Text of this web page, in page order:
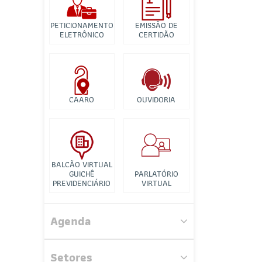
Banco de Imagens
Tutorial para
Videconferência
PETICIONAMENTO
ELETRÔNICO
EMISSÃO DE
CERTIDÃO
CAARO OUVIDORIA
BALCÃO VIRTUAL
GUICHÊ
PREVIDENCIÁRIO
PARLATÓRIO
VIRTUAL
Agenda
Setores
Comissão Especial de Estudos de
Processo Civil